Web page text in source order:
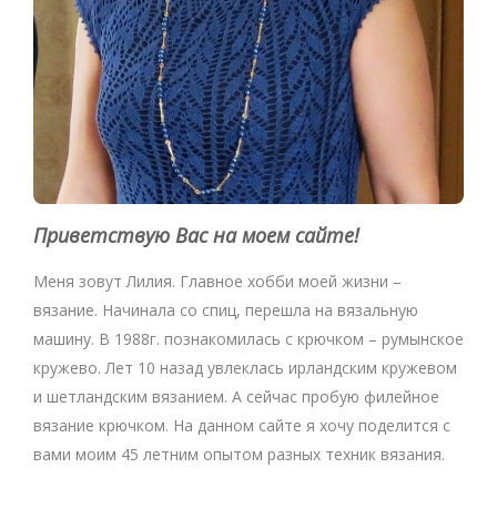
Приветствую Вас на моем сайте!
Меня зовут Лилия. Главное хобби моей жизни –
вязание. Начинала со спиц, перешла на вязальную
машину. В 1988г. познакомилась с крючком – румынское
кружево. Лет 10 назад увлеклась ирландским кружевом
и шетландским вязанием. А сейчас пробую филейное
вязание крючком. На данном сайте я хочу поделится с
вами моим 45 летним опытом разных техник вязания.